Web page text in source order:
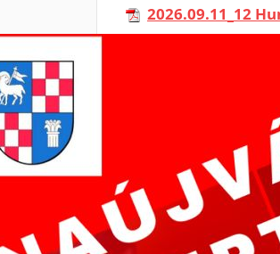
2026.09.11_12
» 759,1 KiB - 113 hits
Kickboxing and
2026.10.03_04
» 1.023,5 KiB - 97
Kickboxing and
2026.10.18 WKF
» 611,7 KiB - 239